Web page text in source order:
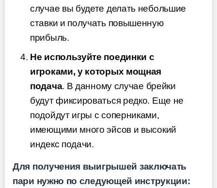
случае вы будете делать небольшие
ставки и получать повышенную
прибыль.
Не используйте поединки с
игроками, у которых мощная
подача. В данному случае брейки
будут фиксироваться редко. Еще не
подойдут игры с соперниками,
имеющими много эйсов и высокий
индекс подачи.
Для получения выигрышей заключать
пари нужно по следующей инструкции: